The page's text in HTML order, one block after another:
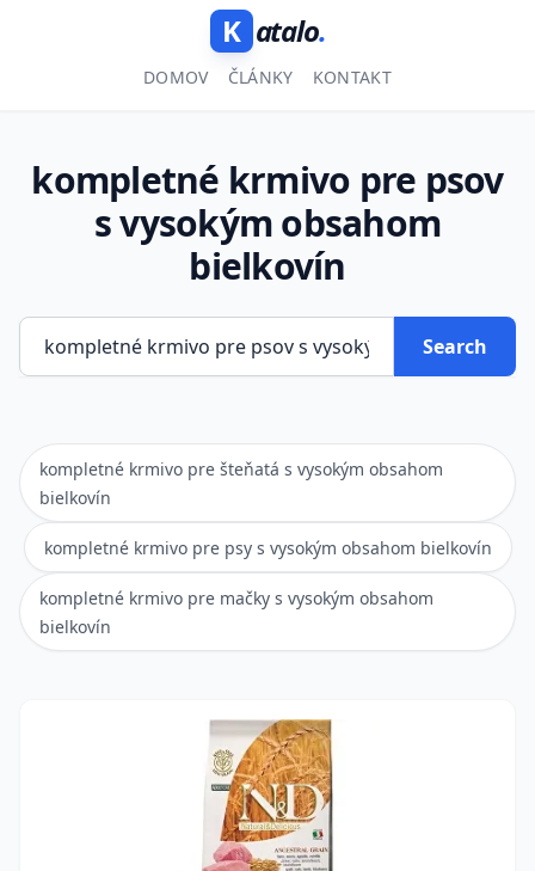
K atalo.
DOMOV ČLÁNKY KONTAKT
kompletné krmivo pre psov
s vysokým obsahom
bielkovín
Search
kompletné krmivo pre šteňatá s vysokým obsahom
bielkovín
kompletné krmivo pre psy s vysokým obsahom bielkovín
kompletné krmivo pre mačky s vysokým obsahom
bielkovín